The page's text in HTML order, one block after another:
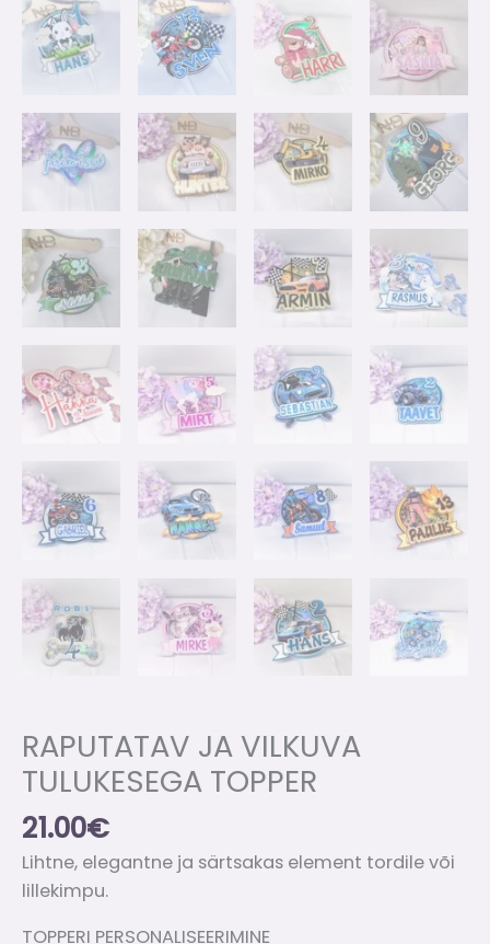
RAPUTATAV JA VILKUVA
TULUKESEGA TOPPER
21.00€
Lihtne, elegantne ja särtsakas element tordile või
lillekimpu.
TOPPERI PERSONALISEERIMINE